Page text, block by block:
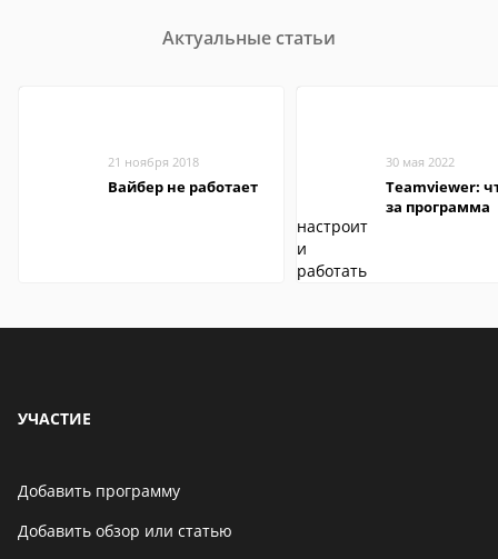
Актуальные статьи
21 ноября 2018
Вайбер не работает
30 мая 2022
Teamviewer:
за программа
УЧАСТИЕ
Добавить программу
Добавить обзор или статью